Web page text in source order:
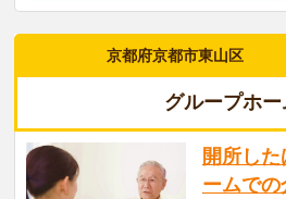
京都府京都市東山区
グループホー
開所し
ームで